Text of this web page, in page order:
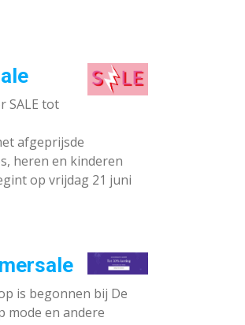
SALE tot
afgeprijsde
heren en kinderen
op vrijdag 21 juni
is begonnen bij De
mode en andere